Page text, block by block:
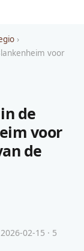
›
voor
de
voor
de
02-15 · 5